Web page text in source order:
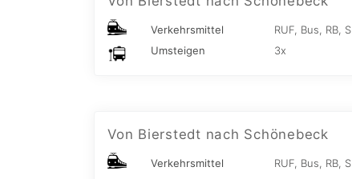
Verkehrsmittel
RUF, Bus, RB, S
Umsteigen
3x
Von Bierstedt nach Schönebeck
Verkehrsmittel
RUF, Bus, RB, S